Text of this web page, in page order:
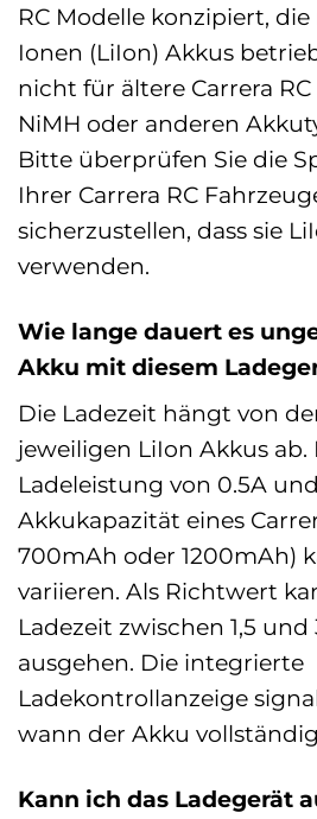
RC Modelle konzipiert,
Ionen (LiIon) Akkus
nicht für ältere Carrera
NiMH oder anderen
Bitte überprüfen Sie die
Ihrer Carrera RC
sicherzustellen, dass sie
verwenden.
Wie lange dauert es
Akku mit diesem
Die Ladezeit hängt von
jeweiligen LiIon Akkus ab.
Ladeleistung von 0.5A
Akkukapazität eines
700mAh oder 1200mAh)
variieren. Als Richtwert
Ladezeit zwischen 1,5
ausgehen. Die integrierte
Ladekontrollanzeige
wann der Akku
Kann ich das Ladegerät